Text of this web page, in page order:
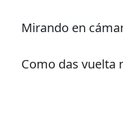
Mirando en
Como das vuelta